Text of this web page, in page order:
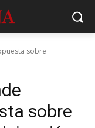
sobre
sobre